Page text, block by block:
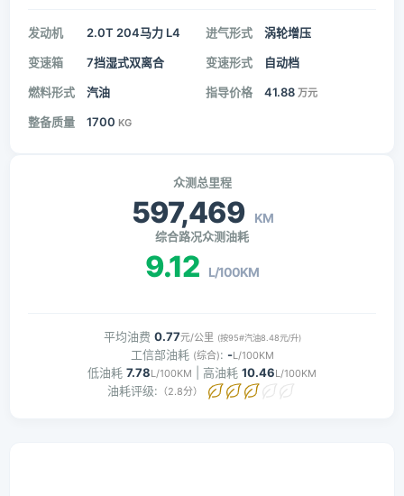
发动机 2.0T 204马力 L4 进气形式 涡轮增压
变速箱 7挡湿式双离合 变速形式 自动档
燃料形式 汽油 指导价格 41.88 万元
整备质量 1700 KG
众测总里程
597,469 KM
综合路况众测油耗
9.12 L/100KM
平均油费 0.77元/公里 (按95#汽油8.48元/升)
工信部油耗 (综合): -L/100KM
低油耗 7.78L/100KM | 高油耗 10.46L/100KM
油耗评级: （2.8分）